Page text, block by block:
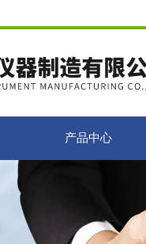
产品中心